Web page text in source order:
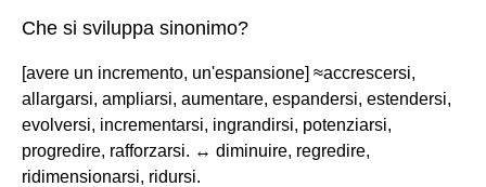
Che si sviluppa sinonimo?
[avere un incremento, un'espansione] ≈accrescersi,
allargarsi, ampliarsi, aumentare, espandersi, estendersi,
evolversi, incrementarsi, ingrandirsi, potenziarsi,
progredire, rafforzarsi. ↔ diminuire, regredire,
ridimensionarsi, ridursi.